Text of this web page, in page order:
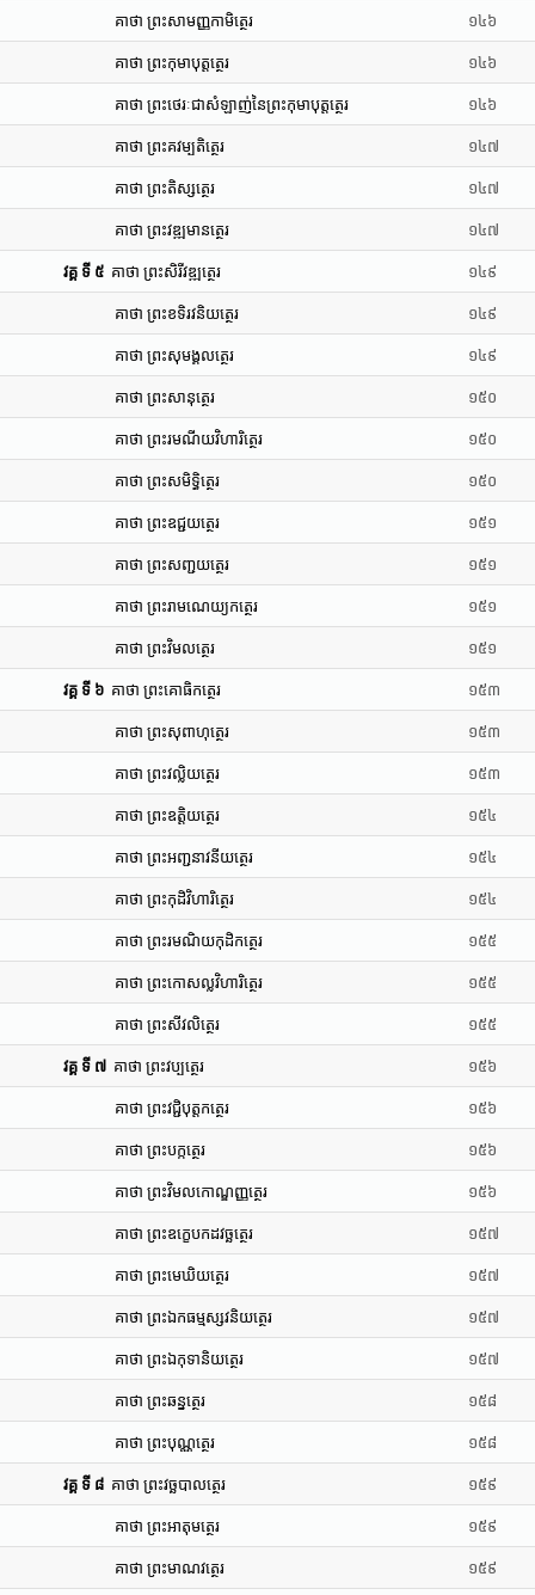
គាថា ព្រះសាមញ្ញកាមិត្ថេរ ១៤៦
គាថា ព្រះកុមាបុត្តត្ថេរ ១៤៦
គាថា ព្រះថេរៈជាសំឡាញ់នៃព្រះកុមាបុត្តត្ថេរ ១៤៦
គាថា ព្រះគវម្បតិត្ថេរ ១៤៧
គាថា ព្រះតិស្សត្ថេរ ១៤៧
គាថា ព្រះវឌ្ឍមានត្ថេរ ១៤៧
វគ្គ ទី ៥ គាថា ព្រះសិរីវឌ្ឍត្ថេរ ១៤៩
គាថា ព្រះខទិរវនិយត្ថេរ ១៤៩
គាថា ព្រះសុមង្គលត្ថេរ ១៤៩
គាថា ព្រះសានុត្ថេរ ១៥០
គាថា ព្រះរមណីយវិហារិត្ថេរ ១៥០
គាថា ព្រះសមិទ្ធិត្ថេរ ១៥០
គាថា ព្រះឧជ្ជយត្ថេរ ១៥១
គាថា ព្រះសញ្ជយត្ថេរ ១៥១
គាថា ព្រះរាមណេយ្យកត្ថេរ ១៥១
គាថា ព្រះវិមលត្ថេរ ១៥១
វគ្គ ទី ៦ គាថា ព្រះគោធិកត្ថេរ ១៥៣
គាថា ព្រះសុពាហុត្ថេរ ១៥៣
គាថា ព្រះវល្លិយត្ថេរ ១៥៣
គាថា ព្រះឧត្តិយត្ថេរ ១៥៤
គាថា ព្រះអញ្ជនាវនីយត្ថេរ ១៥៤
គាថា ព្រះកុដិវិហារិត្ថេរ ១៥៤
គាថា ព្រះរមណិយកុដិកត្ថេរ ១៥៥
គាថា ព្រះកោសល្លវិហារិត្ថេរ ១៥៥
គាថា ព្រះសីវលិត្ថេរ ១៥៥
វគ្គ ទី ៧ គាថា ព្រះវប្បត្ថេរ ១៥៦
គាថា ព្រះវជ្ជិបុត្តកត្ថេរ ១៥៦
គាថា ព្រះបក្កត្ថេរ ១៥៦
គាថា ព្រះវិមលកោណ្ឌញ្ញត្ថេរ ១៥៦
គាថា ព្រះឧក្ខេបកដវច្ឆត្ថេរ ១៥៧
គាថា ព្រះមេឃិយត្ថេរ ១៥៧
គាថា ព្រះឯកធម្មស្សវនិយត្ថេរ ១៥៧
គាថា ព្រះឯកុទានិយត្ថេរ ១៥៧
គាថា ព្រះឆន្នត្ថេរ ១៥៨
គាថា ព្រះបុណ្ណត្ថេរ ១៥៨
វគ្គ ទី ៨ គាថា ព្រះវច្ឆបាលត្ថេរ ១៥៩
គាថា ព្រះអាតុមត្ថេរ ១៥៩
គាថា ព្រះមាណវត្ថេរ ១៥៩